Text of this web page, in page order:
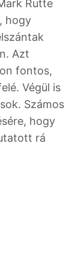
Rutte
hogy
Azt
fontos,
Végül is
Számos
hogy
rá